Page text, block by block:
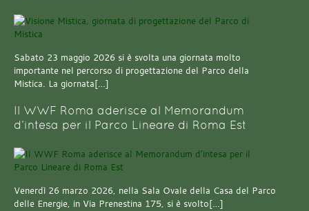
Sabato 23 maggio 2026 si è svolta una giornata molto
importante nel percorso di progettazione del Parco della
Mistica. La giornata[…]
Il WWF Roma aderisce al Memorandum
d’intesa per il Parco Lineare di Roma Est
Venerdì 26 marzo 2026, nella Sala Ovale della Casa del Parco
delle Energie, in Via Prenestina 175, si è svolto[…]